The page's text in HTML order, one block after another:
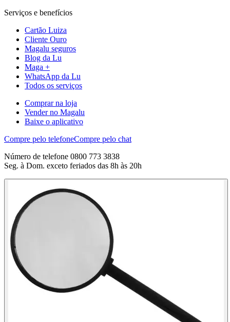
Serviços e benefícios
Cartão Luiza
Cliente Ouro
Magalu seguros
Blog da Lu
Maga +
WhatsApp da Lu
Todos os serviços
Comprar na loja
Vender no Magalu
Baixe o aplicativo
Compre pelo telefoneCompre pelo chat
Número de telefone 0800 773 3838
Seg. à Dom. exceto feriados das 8h às 20h